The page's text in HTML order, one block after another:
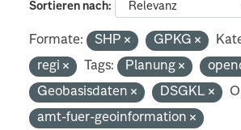
Sortieren nach
Formate: SHP GPKG
regi
Tags: Planung
Geobasisdaten
DSGKL
amt-fuer-geoinformation